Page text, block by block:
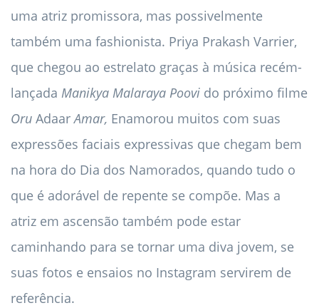
uma atriz promissora, mas possivelmente
também uma fashionista. Priya Prakash Varrier,
que chegou ao estrelato graças à música recém-
lançada Manikya Malaraya Poovi do próximo filme
Oru AdaarAmar, Enamorou muitos com suas
expressões faciais expressivas que chegam bem
na hora do Dia dos Namorados, quando tudo o
que é adorável de repente se compõe. Mas a
atriz em ascensão também pode estar
caminhando para se tornar uma diva jovem, se
suas fotos e ensaios no Instagram servirem de
referência.